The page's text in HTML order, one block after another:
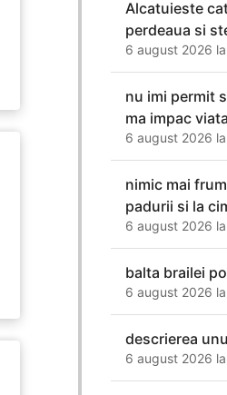
Alcatuieste
perdeaua si
6 august 2026 la
nu imi permit
ma impac
6 august 2026 la
nimic mai
padurii si la
6 august 2026
balta brailei
6 august 2026
descrierea
6 august 2026